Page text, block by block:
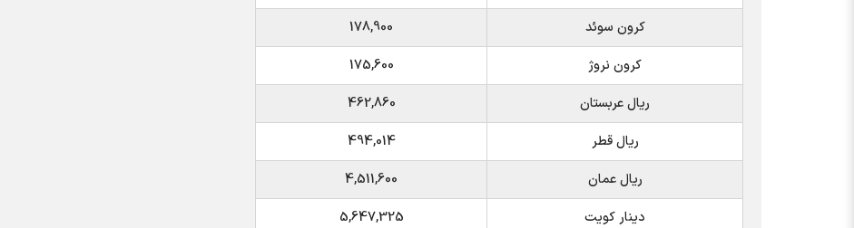
کرون سوئد
178,900
کرون نروژ
175,600
ریال عربستان
462,860
ریال قطر
494,014
ریال عمان
4,511,600
دینار کویت
5,647,325